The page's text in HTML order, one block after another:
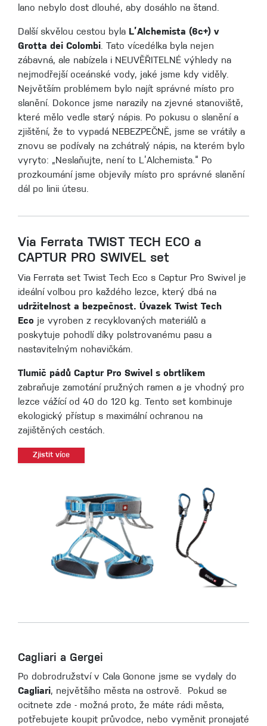
lano nebylo dost dlouhé, aby dosáhlo na štand.
Další skvělou cestou byla L’Alchemista (6c+) v
Grotta dei Colombi. Tato vícedélka byla nejen
zábavná, ale nabízela i NEUVĚŘITELNÉ výhledy na
nejmodřejší oceánské vody, jaké jsme kdy viděly.
Největším problémem bylo najít správné místo pro
slanění. Dokonce jsme narazily na zjevné stanoviště,
které mělo vedle starý nápis. Po pokusu o slanění a
zjištění, že to vypadá NEBEZPEČNĚ, jsme se vrátily a
znovu se podívaly na zchátralý nápis, na kterém bylo
vyryto: „Neslaňujte, není to L’Alchemista.“ Po
prozkoumání jsme objevily místo pro správné slanění
dál po linii útesu.
Via Ferrata TWIST TECH ECO a
CAPTUR PRO SWIVEL set
Via Ferrata set Twist Tech Eco s Captur Pro Swivel je
ideální volbou pro každého lezce, který dbá na
udržitelnost a bezpečnost. Úvazek Twist Tech
Eco je vyroben z recyklovaných materiálů a
poskytuje pohodlí díky polstrovanému pasu a
nastavitelným nohavičkám.
Tlumič pádů Captur Pro Swivel s obrtlíkem
zabraňuje zamotání pružných ramen a je vhodný pro
lezce vážící od 40 do 120 kg. Tento set kombinuje
ekologický přístup s maximální ochranou na
zajištěných cestách.
Zjistit více
Cagliari a Gergei
Po dobrodružství v Cala Gonone jsme se vydaly do
Cagliari, největšího města na ostrově. Pokud se
ocitnete zde - možná proto, že máte rádi města,
potřebujete koupit průvodce, nebo vyměnit pronajaté